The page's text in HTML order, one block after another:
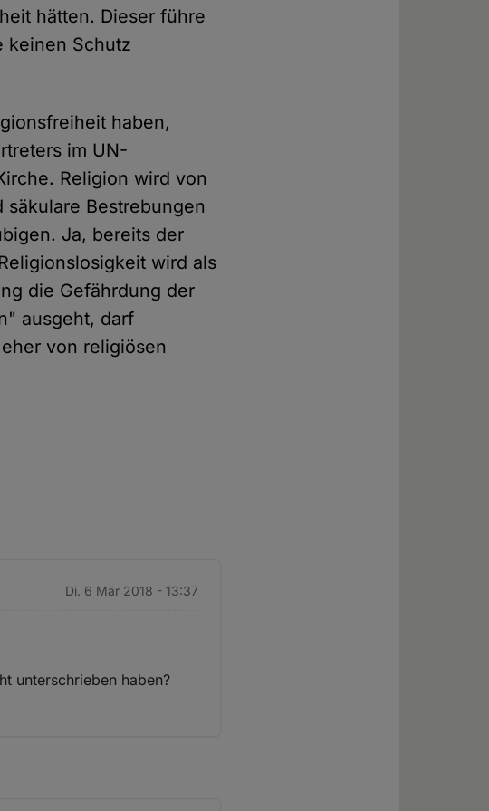
hätten. Dieser führe
keinen Schutz
haben,
im UN-
Religion wird von
Bestrebungen
Ja, bereits der
wird als
die Gefährdung der
ausgeht, darf
von religiösen
Di. 6 Mär 2018 - 13:37
unterschrieben haben?